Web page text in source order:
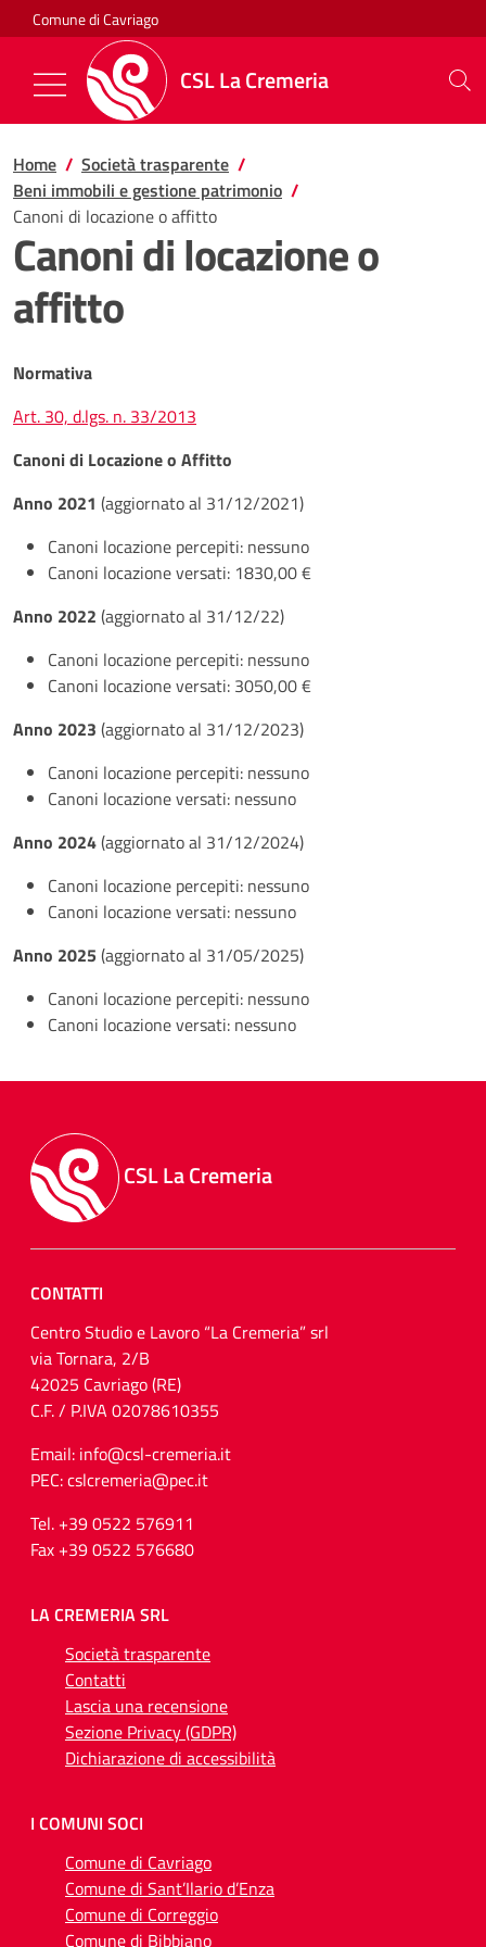
Salta al contenuto
Comune di Cavriago
CSL La Cremeria
Mostra/Nascondi la navigazione
Home
Società trasparente
Beni immobili e gestione patrimonio
Canoni di locazione o affitto
Canoni di locazione o
affitto
Normativa
Art. 30, d.lgs. n. 33/2013
Canoni di Locazione o Affitto
Anno 2021 (aggiornato al 31/12/2021)
Canoni locazione percepiti: nessuno
Canoni locazione versati: 1830,00 €
Anno 2022 (aggiornato al 31/12/22)
Canoni locazione percepiti: nessuno
Canoni locazione versati: 3050,00 €
Anno 2023 (aggiornato al 31/12/2023)
Canoni locazione percepiti: nessuno
Canoni locazione versati: nessuno
Anno 2024(aggiornato al 31/12/2024)
Canoni locazione percepiti: nessuno
Canoni locazione versati: nessuno
Anno 2025 (aggiornato al 31/05/2025)
Canoni locazione percepiti: nessuno
Canoni locazione versati: nessuno
CSL La Cremeria
CONTATTI
Centro Studio e Lavoro “La Cremeria” srl
via Tornara, 2/B
42025 Cavriago (RE)
C.F. / P.IVA 02078610355
Email: info@csl-cremeria.it
PEC: cslcremeria@pec.it
Tel. +39 0522 576911
Fax +39 0522 576680
LA CREMERIA SRL
Società trasparente
Contatti
Lascia una recensione
Sezione Privacy (GDPR)
Dichiarazione di accessibilità
I COMUNI SOCI
Comune di Cavriago
Comune di Sant’Ilario d’Enza
Comune di Correggio
Comune di Bibbiano